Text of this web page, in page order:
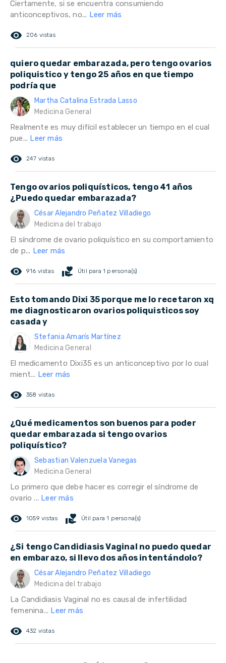
Ciertamente, si se encuentra consumiendo
anticonceptivos, no... Leer más
remove_red_eye 206 vistas
quiero quedar embarazada, pero tengo ovarios
poliquistico y tengo 25 años en que tiempo
podría que
Martha Catalina Estrada Lasso
Medicina General
Realmente es muy difícil establecer un tiempo en el cual
pue... Leer más
remove_red_eye 247 vistas
Tengo ovarios poliquísticos, tengo 41 años
¿Puedo quedar embarazada?
César Alejandro Peñatez Villadiego
Medicina del trabajo
El síndrome de ovario poliquístico en su comportamiento
de p... Leer más
remove_red_eye 916 vistas volunteer_activism Útil para 1 persona(s)
Esto tomando Dixi 35 porque me lo recetaron xq
me diagnosticaron ovarios poliquisticos soy
casada y
Stefania Amarís Martínez
Medicina General
El medicamento Dixi35 es un anticonceptivo por lo cual
mient... Leer más
remove_red_eye 358 vistas
¿Qué medicamentos son buenos para poder
quedar embarazada si tengo ovarios
poliquístico?
Sebastian Valenzuela Vanegas
Medicina General
Lo primero que debe hacer es corregir el síndrome de
ovario ... Leer más
remove_red_eye 1059 vistas volunteer_activism Útil para 1 persona(s)
¿Si tengo Candidiasis Vaginal no puedo quedar
en embarazo, si llevo dos años intentándolo?
César Alejandro Peñatez Villadiego
Medicina del trabajo
La Candidiasis Vaginal no es causal de infertilidad
femenina... Leer más
remove_red_eye 432 vistas